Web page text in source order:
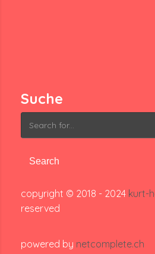
Suche
Search
for:
copyright © 2018 - 2024 kurt-
reserved
powered by netcomplete.ch